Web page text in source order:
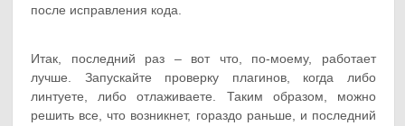
после исправления кода.
Итак, последний раз – вот что, по-моему, работает
лучше. Запускайте проверку плагинов, когда либо
линтуете, либо отлаживаете. Таким образом, можно
решить все, что возникнет, гораздо раньше, и последний